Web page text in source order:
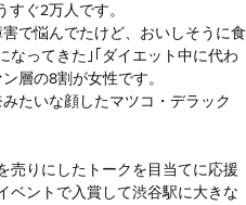
ぐ2万人です。
で悩んでたけど、おいしそうに食
なってきた｣｢ダイエット中に代わ
層の8割が女性です。
たいな顔したマツコ・デラック
売りにしたトークを目当てに応援
ベントで入賞して渋谷駅に大きな